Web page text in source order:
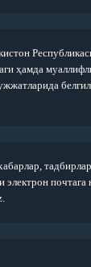
ҳамда
электрон